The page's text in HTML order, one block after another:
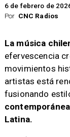
Por CNC Radios
6 de febrero de
La música
efervescencia
movimientos
artistas está
fusionando
Latina.